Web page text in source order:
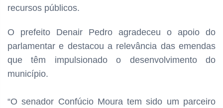
recursos públicos.
O prefeito Denair Pedro agradeceu o apoio do
parlamentar e destacou a relevância das emendas
que têm impulsionado o desenvolvimento do
município.
“O senador Confúcio Moura tem sido um parceiro